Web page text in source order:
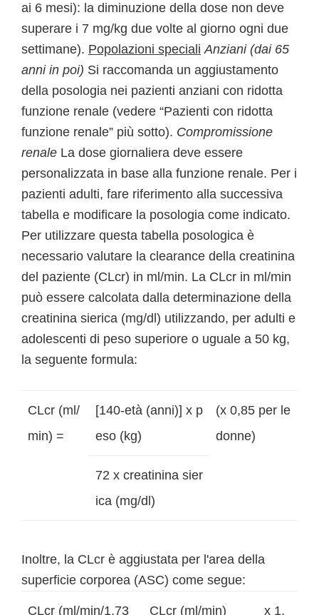
ai 6 mesi): la diminuzione della dose non deve
superare i 7 mg/kg due volte al giorno ogni due
settimane). Popolazioni speciali Anziani (dai 65
anni in poi) Si raccomanda un aggiustamento
della posologia nei pazienti anziani con ridotta
funzione renale (vedere “Pazienti con ridotta
funzione renale” più sotto). Compromissione
renale La dose giornaliera deve essere
personalizzata in base alla funzione renale. Per i
pazienti adulti, fare riferimento alla successiva
tabella e modificare la posologia come indicato.
Per utilizzare questa tabella posologica è
necessario valutare la clearance della creatinina
del paziente (CLcr) in ml/min. La CLcr in ml/min
può essere calcolata dalla determinazione della
creatinina sierica (mg/dl) utilizzando, per adulti e
adolescenti di peso superiore o uguale a 50 kg,
la seguente formula:
CLcr (ml/
min) =
[140-età (anni)] x p
eso (kg)
(x 0,85 per le
donne)
72 x creatinina sier
ica (mg/dl)
Inoltre, la CLcr è aggiustata per l'area della
superficie corporea (ASC) come segue:
CLcr (ml/min/1,73
CLcr (ml/min)
x 1,